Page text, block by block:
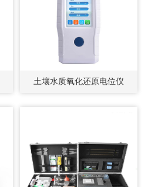
土壤水质氧化还原电位仪